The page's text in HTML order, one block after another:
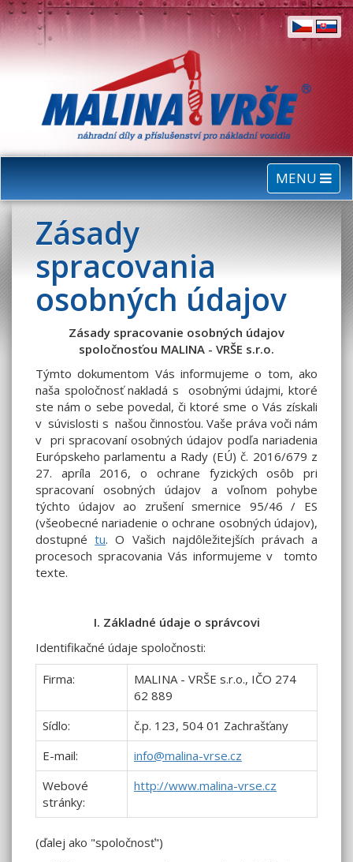
MENU
Zásady
spracovania
osobných údajov
Zásady spracovanie osobných údajov
spoločnosťou MALINA - VRŠE s.r.o.
Týmto dokumentom Vás informujeme o tom, ako
naša spoločnosť nakladá s osobnými údajmi, ktoré
ste nám o sebe povedal, či ktoré sme o Vás získali
v súvislosti s našou činnosťou. Vaše práva voči nám
v pri spracovaní osobných údajov podľa nariadenia
Európskeho parlamentu a Rady (EÚ) č. 2016/679 z
27. apríla 2016, o ochrane fyzických osôb pri
spracovaní osobných údajov a voľnom pohybe
týchto údajov ao zrušení smernice 95/46 / ES
(všeobecné nariadenie o ochrane osobných údajov),
dostupnétu. O Vašich najdôležitejších právach a
procesoch spracovania Vás informujeme v tomto
texte.
I. Základné údaje o správcovi
Identifikačné údaje spoločnosti:
Firma:
MALINA - VRŠE s.r.o., IČO 274
62 889
Sídlo:
č.p. 123, 504 01 Zachrašťany
E-mail:
info@malina-vrse.cz
Webové
stránky:
http://www.malina-vrse.cz
(ďalej ako "spoločnosť")